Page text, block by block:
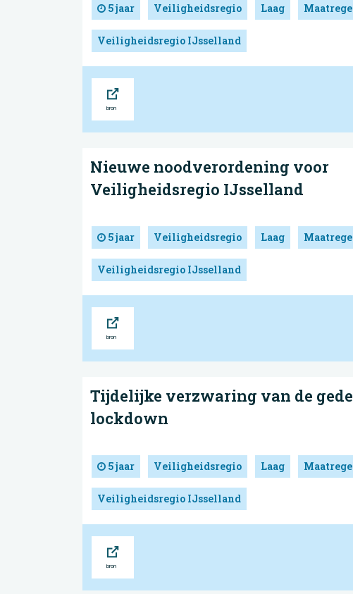
5 jaar Veiligheidsregio Laag
Veiligheidsregio IJsselland
Nieuwe noodverordening voor
Veiligheidsregio IJsselland
5 jaar Veiligheidsregio Laag
Veiligheidsregio IJsselland
Tijdelijke verzwaring van de
lockdown
5 jaar Veiligheidsregio Laag
Veiligheidsregio IJsselland